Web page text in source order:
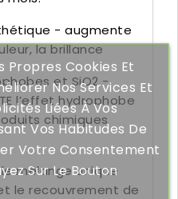
- augmente
la brillance
et SiO2 -
l’effet hydrophobe
chimiques
mélange unique
le recouvrement de
Propres Cookies Et
Nos Services Et
Liées À Vos
Vos Habitudes De
Votre Consentement
Sur Le Bouton